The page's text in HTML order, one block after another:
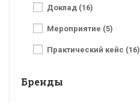
Доклад (16)
Мероприятие (5)
Практический кейс (16)
Бренды